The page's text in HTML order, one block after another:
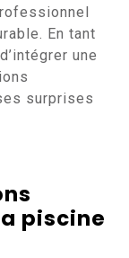
En tant
une
surprises
piscine